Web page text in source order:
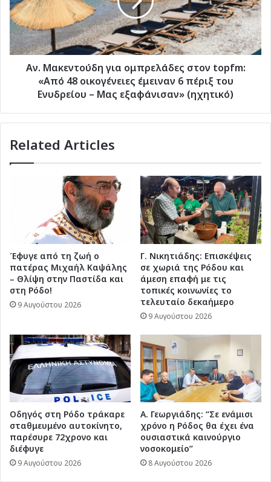
στον
topfm:
«Από
48
οικογένειες
έμειναν
Ενυδρείου
Μας
(ηχητικό)
Αν. Μακεντούδη για ομπρελάδες στον topfm:
«Από 48 οικογένειες έμειναν 6 πέριξ του
Ενυδρείου – Μας εξαφάνισαν» (ηχητικό)
Related Articles
Έφυγε από τη ζωή ο
πατέρας Μιχαήλ Καψάλης
– Θλίψη στην Παστίδα και
στη Ρόδο!
9 Αυγούστου 2026
Γ. Νικητιάδης: Επισκέψεις
σε χωριά της Ρόδου και
άμεση επαφή με τις
τοπικές κοινωνίες το
τελευταίο δεκαήμερο
9 Αυγούστου 2026
Οδηγός στη Ρόδο τράκαρε
σταθμευμένο αυτοκίνητο,
παρέσυρε 72χρονο και
διέφυγε
9 Αυγούστου 2026
Α. Γεωργιάδης: “Σε ενάμισι
χρόνο η Ρόδος θα έχει ένα
ουσιαστικά καινούργιο
νοσοκομείο”
8 Αυγούστου 2026